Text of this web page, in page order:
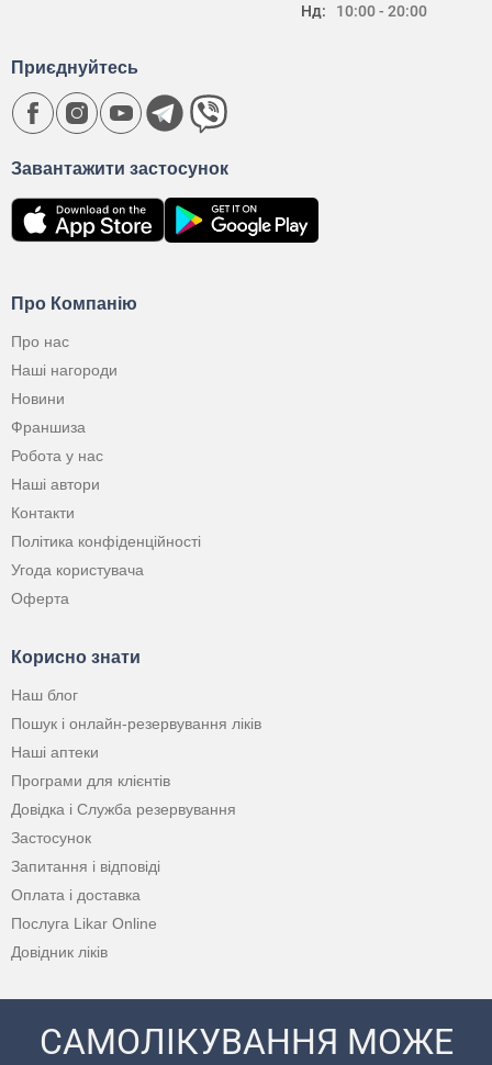
Нд:
10:00 - 20:00
Про Компанію
Про нас
Наші нагороди
Новини
Франшиза
Робота у нас
Наші автори
Контакти
Політика конфіденційності
Угода користувача
Оферта
Корисно знати
Наш блог
Пошук і онлайн-резервування ліків
Наші аптеки
Програми для клієнтів
Довідка і Служба резервування
Застосунок
Запитання і відповіді
Оплата і доставка
Послуга Likar Online
Довідник ліків
Завантажити застосунок
Приєднуйтесь
САМОЛІКУВАННЯ МОЖЕ